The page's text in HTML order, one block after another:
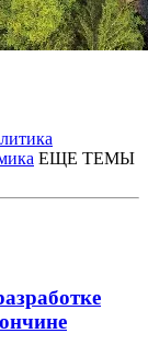
ЕЩЕ ТЕМЫ